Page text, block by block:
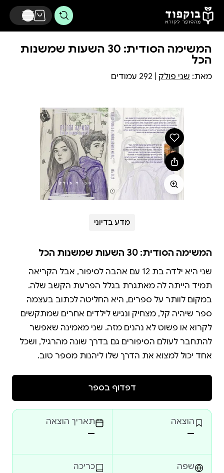
דלג לתוכן הראשי
המשימה הסודית: 30 השעות שמשנות
הכל
מאת: שני פולק
מדע בדיוני
המשימה הסודית: 30 השעות שמשנות הכל
שני היא ילדה בת 12 עם אהבה לסיפור, אבל הקריאה
תמיד הייתה לה מאתגרת בגלל הפרעת הקשב שלה.
במקום לוותר על ספרים, היא החליטה לכתוב בעצמה
ספר שיהיה קל, מצחיק ונגיש לילדים אחרים שמתקשים
לקרוא או פשוט לא נהנים מזה. שני מאמינה שאפשר
להתחבר לעולם הסיפורים גם בדרך שונה מהרגיל, ושכל
אחד יכול למצוא את הדרך שלו ליהנות מספר טוב.
דפדוף בספר
הוצאה
—
תאריך הוצאה
—
שפה
כריכה